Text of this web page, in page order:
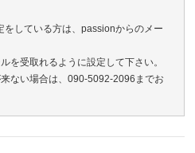
をしている方は、passionからのメー
を受取れるように設定して下さい。
ない場合は、090-5092-2096までお